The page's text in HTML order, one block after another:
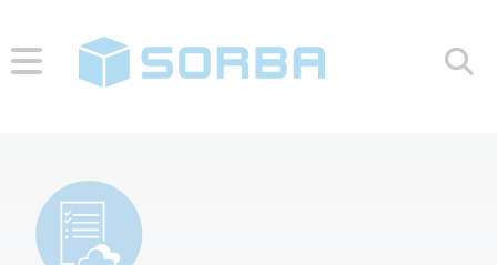
Menü